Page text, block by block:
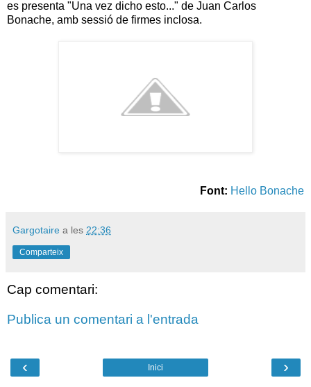
es presenta "Una vez dicho esto..." de Juan Carlos
Bonache, amb sessió de firmes inclosa.
Font: Hello Bonache
Gargotaire a les 22:36
Comparteix
Cap comentari:
Publica un comentari a l'entrada
‹ ›
Inici